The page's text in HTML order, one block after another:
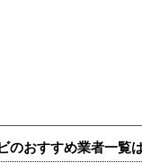
のおすすめ業者一覧